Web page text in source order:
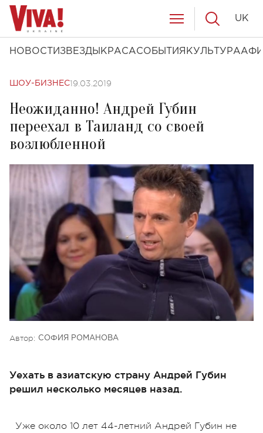
НОВОСТИ ЗВЕЗДЫ КРАСАСОБЫТИЯ КУЛЬТУРА
UK
ШОУ-БИЗНЕС19.03.2019
Неожиданно! Андрей Губин
переехал в Таиланд со своей
возлюбленной
Автор: СОФИЯ РОМАНОВА
Уехать в азиатскую страну Андрей Губин
решил несколько месяцев назад.
Уже около 10 лет 44-летний Андрей Губин не